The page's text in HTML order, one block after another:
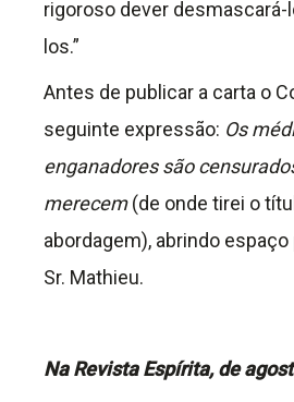
rigoroso dever desmascará-
los.”
Antes de publicar a carta o
seguinte expressão: Os
enganadores são
merecem(de onde tirei o
abordagem), abrindo
Sr. Mathieu.
Na Revista Espírita, de